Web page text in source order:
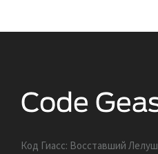
Код Гиасс: Восставший Лелуш